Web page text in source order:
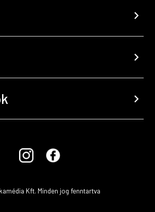
chevron_right
chevron_right
chevron_right
Kft. Minden jog fenntartva